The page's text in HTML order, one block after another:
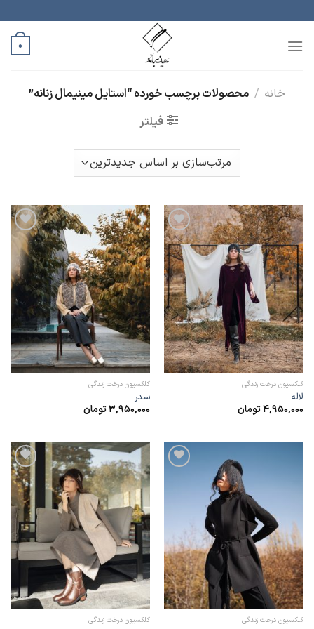
به
محتوا
0
خانه / محصولات برچسب خورده “استایل مینیمال زنانه”
فیلتر
افزودن
به
علاقه
مندی
ها
کلکسیون درخت زندگی
لاله
4,950,000تومان
افزودن
به
علاقه
مندی
ها
کلکسیون درخت زندگی
سدر
3,950,000تومان
کلکسیون درخت زندگی
افزودن
به
علاقه
مندی
ها
کلکسیون درخت زندگی